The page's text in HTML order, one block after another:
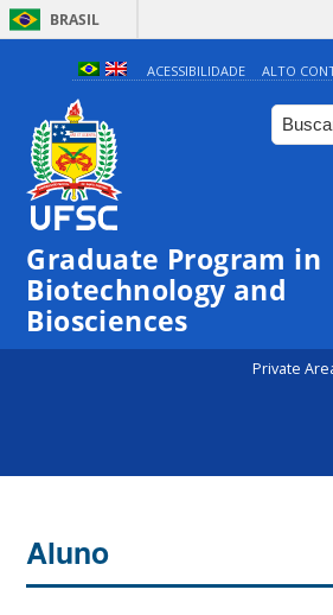
BRASIL
ACESSIBILIDADE ALTO
Graduate Program in
Biotechnology and
Biosciences
Private
Aluno